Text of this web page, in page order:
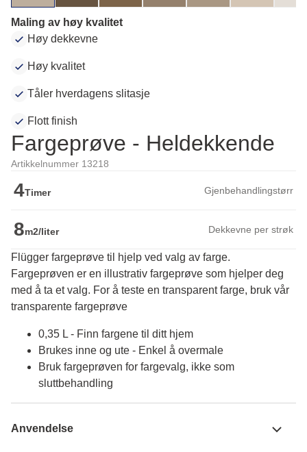
Maling av høy kvalitet
Høy dekkevne
Høy kvalitet
Tåler hverdagens slitasje
Flott finish
Fargeprøve - Heldekkende
Artikkelnummer 13218
4Timer Gjenbehandlingstørr
8m2/liter Dekkevne per strøk
Flügger fargeprøve til hjelp ved valg av farge.
Fargeprøven er en illustrativ fargeprøve som hjelper deg
med å ta et valg. For å teste en transparent farge, bruk vår
transparente fargeprøve
0,35 L - Finn fargene til ditt hjem
Brukes inne og ute - Enkel å overmale
Bruk fargeprøven for fargevalg, ikke som
sluttbehandling
Anvendelse